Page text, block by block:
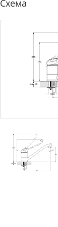
Схема